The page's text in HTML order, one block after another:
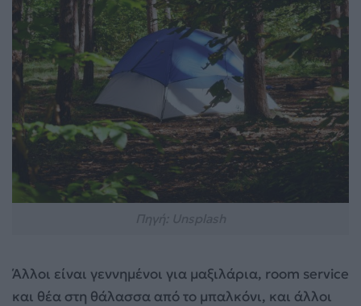
Άλλοι είναι γεννημένοι για μαξιλάρια, room service
και θέα στη θάλασσα από το μπαλκόνι, και άλλοι